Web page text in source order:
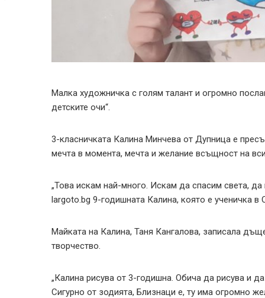
Малка художничка с голям талант и огромно
детските очи“.
3-класничката Калина Минчева от Дупница е
мечта в момента, мечта и желание всъщност на
„Това искам най-много. Искам да спасим света,
largoto.bg 9-годишната Калина, която е ученичка в
Майката на Калина, Таня Кангалова, записала
творчество.
„Калина рисува от 3-годишна. Обича да рисува и
Сигурно от зодията, Близнаци е, ту има огромно